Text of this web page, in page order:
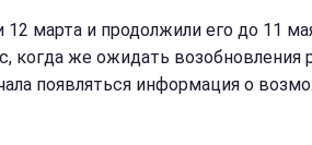
12 марта и продолжили его до 11
когда же ожидать возобновления
появляться информация о